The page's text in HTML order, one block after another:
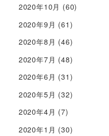
2020年10月 (60)
2020年9月 (61)
2020年8月 (46)
2020年7月 (48)
2020年6月 (31)
2020年5月 (32)
2020年4月 (7)
2020年1月 (30)